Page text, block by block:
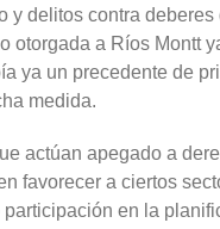
delitos contra
a Ríos Montt
ya un precedente de
medida.
actúan apegado a
favorecer a ciertos
en la